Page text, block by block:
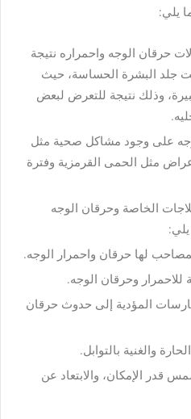
يلي:
حرقان الوجه واحمراره نتيجة
جلد البشرة الحساسة، حيث
وذلك نتيجة للتعرض لبعض
على وجود مشاكل صحية مثل
مثل الحمى القرمزية وفترة
الخاصة وحرقان الوجه
لها حرقان واحمرار الوجه.
للاحمرار وحرقان الوجه.
المؤدية إلى حدوث حرقان
والغنية بالتوابل.
قدر الإمكان، والابتعاد عن